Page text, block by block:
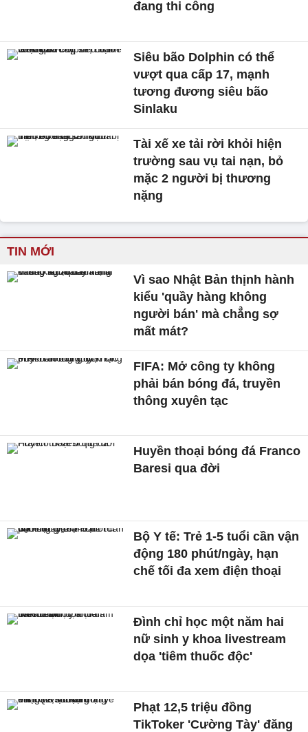
đang thi công
Siêu bão Dolphin có thể
vượt qua cấp 17, mạnh
tương đương siêu bão
Sinlaku
Tài xế xe tải rời khỏi hiện
trường sau vụ tai nạn, bỏ
mặc 2 người bị thương
nặng
TIN MỚI
Vì sao Nhật Bản thịnh hành
kiểu 'quầy hàng không
người bán' mà chẳng sợ
mất mát?
FIFA: Mở công ty không
phải bán bóng đá, truyền
thông xuyên tạc
Huyền thoại bóng đá Franco
Baresi qua đời
Bộ Y tế: Trẻ 1-5 tuổi cần vận
động 180 phút/ngày, hạn
chế tối đa xem điện thoại
Đình chỉ học một năm hai
nữ sinh y khoa livestream
dọa 'tiêm thuốc độc'
Phạt 12,5 triệu đồng
TikToker 'Cường Tày' đăng